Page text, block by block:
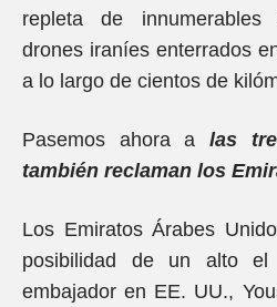
repleta de
drones iraníes enterrados
a lo largo de cientos de
Pasemos ahora alas
también reclaman los
Los Emiratos Árabes
posibilidad de un alto
embajador en EE. UU.,